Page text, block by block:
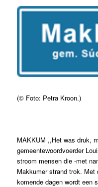
(© Foto: Petra Kroon.)
MAKKUM ,,Het was druk,
gemeentewoordvoerder
stroom mensen die -met
Makkumer strand trok. Met
komende dagen wordt een